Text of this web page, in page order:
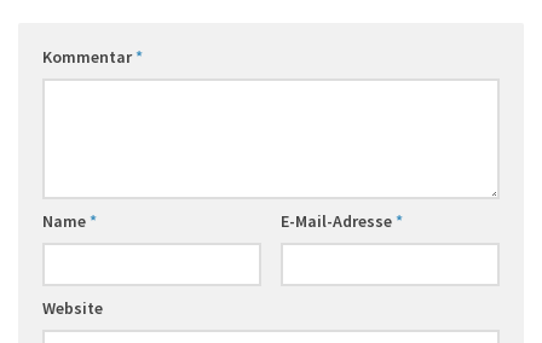
Kommentar*
Name* E-Mail-Adresse*
Website